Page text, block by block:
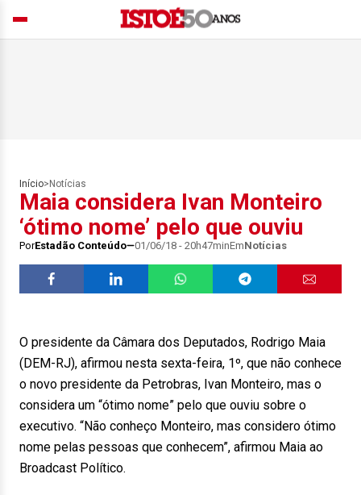
Início> Notícias
Maia considera Ivan Monteiro
‘ótimo nome’ pelo que ouviu
PorEstadão Conteúdo 01/06/18 - 20h47minEmNotícias
O presidente da Câmara dos Deputados, Rodrigo Maia
(DEM-RJ), afirmou nesta sexta-feira, 1º, que não conhece
o novo presidente da Petrobras, Ivan Monteiro, mas o
considera um “ótimo nome” pelo que ouviu sobre o
executivo. “Não conheço Monteiro, mas considero ótimo
nome pelas pessoas que conhecem”, afirmou Maia ao
Broadcast Político.